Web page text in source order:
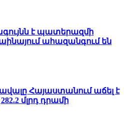
է պատերազմի
ահազանգում են
Հայաստանում աճել է
մլրդ դրամի